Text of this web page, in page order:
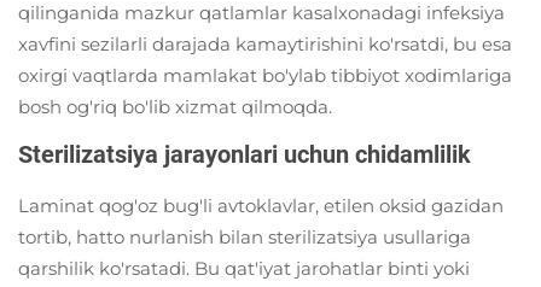
qilinganida mazkur qatlamlar kasalxonadagi infeksiya
xavfini sezilarli darajada kamaytirishini ko'rsatdi, bu esa
oxirgi vaqtlarda mamlakat bo'ylab tibbiyot xodimlariga
bosh og'riq bo'lib xizmat qilmoqda.
Sterilizatsiya jarayonlari uchun chidamlilik
Laminat qog'oz bug'li avtoklavlar, etilen oksid gazidan
tortib, hatto nurlanish bilan sterilizatsiya usullariga
qarshilik ko'rsatadi. Bu qat'iyat jarohatlar binti yoki